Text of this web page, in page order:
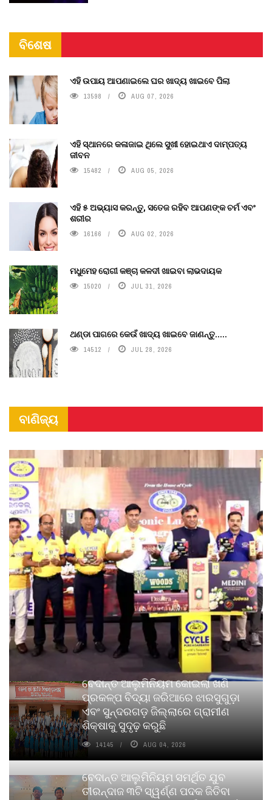
ବିଶେଷ
ଏହି ଉପାୟ ଆପଣାଇଲେ ଘର ଖାଦ୍ୟ ଖାଇବେ ପିଲା
13598 AUG 07, 2026
ଏହି ସ୍ଥାନରେ କଳାଜାଇ ଥିଲେ ସୁଖୀ ହୋଇଥାଏ ଦାମ୍ପତ୍ୟ
ଜୀବନ
15482 AUG 05, 2026
ଏହି ୫ ଅଭ୍ୟାସ କରନ୍ତୁ, ସତେଜ ରହିବ ଆପଣଙ୍କ ଚର୍ମ ଏବଂ
ଶରୀର
16166 AUG 02, 2026
ମଧୁମେହ ରୋଗୀ କଞ୍ଚା କଳଦୀ ଖାଇବା ଲାଭଦାୟକ
15020 JUL 31, 2026
ଥଣ୍ଡା ପାଗରେ କେଉଁ ଖାଦ୍ୟ ଖାଇବେ ଜାଣନ୍ତୁ.....
14512 JUL 28, 2026
ବାଣିଜ୍ୟ
ବେଦାନ୍ତ ଆଲୁମିନିୟମ କୋଇଲା ଖଣି
ପ୍ରକଳ୍ପ ବିଦ୍ୟା ଜରିଆରେ ଝାରସୁଗୁଡ଼ା
ଏବଂ ସୁନ୍ଦରଗଡ଼ ଜିଲ୍ଲାରେ ଗ୍ରାମୀଣ
ଶିକ୍ଷାକୁ ସୁଦୃଢ଼ କରୁଛି
14145 AUG 04, 2026
ବେଦାନ୍ତ ଆଲୁମିନିୟମ ସମର୍ଥିତ ଯୁବ
ତୀରନ୍ଦାଜ ୩ଟି ସ୍ୱର୍ଣ୍ଣ ପଦକ ଜିତିବା